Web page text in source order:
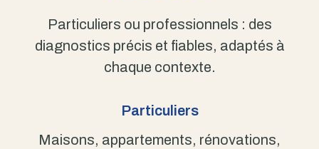
Particuliers ou professionnels : des
diagnostics précis et fiables, adaptés à
chaque contexte.
Particuliers
Maisons, appartements, rénovations,